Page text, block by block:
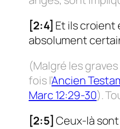
[2:4] Et ils croient
absolument
(Malgré les
fois l’Ancien
Marc 12:29-30).
[2:5] Ceux-là